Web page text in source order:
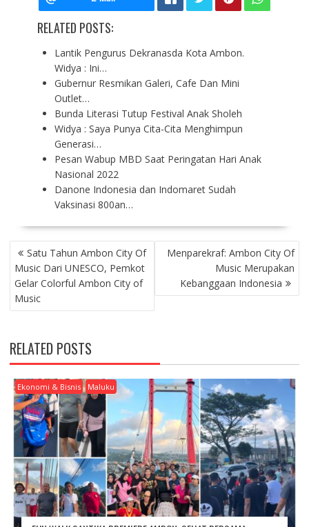
RELATED POSTS:
Lantik Pengurus Dekranasda Kota Ambon.
Widya : Ini…
Gubernur Resmikan Galeri, Cafe Dan Mini
Outlet…
Bunda Literasi Tutup Festival Anak Sholeh
Widya : Saya Punya Cita-Cita Menghimpun
Generasi…
Pesan Wabup MBD Saat Peringatan Hari Anak
Nasional 2022
Danone Indonesia dan Indomaret Sudah
Vaksinasi 800an…
P
O
S
T
N
V
I
G
A
T
O
Satu Tahun Ambon City Of
Music Dari UNESCO, Pemkot
Gelar Colorful Ambon City of
Music
Menparekraf: Ambon City Of
Music Merupakan
Kebanggaan Indonesia
RELATED POSTS
Ekonomi & Bisnis Maluku